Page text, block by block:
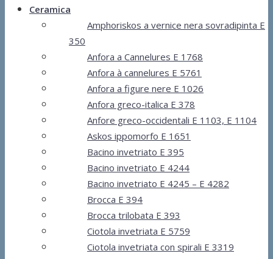
Ceramica
Amphoriskos a vernice nera sovradipinta E
350
Anfora a Cannelures E 1768
Anfora à cannelures E 5761
Anfora a figure nere E 1026
Anfora greco-italica E 378
Anfore greco-occidentali E 1103, E 1104
Askos ippomorfo E 1651
Bacino invetriato E 395
Bacino invetriato E 4244
Bacino invetriato E 4245 – E 4282
Brocca E 394
Brocca trilobata E 393
Ciotola invetriata E 5759
Ciotola invetriata con spirali E 3319